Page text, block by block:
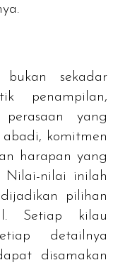
sekadar
penampilan,
yang
komitmen
harapan yang
Nilai-nilai inilah
pilihan
Setiap kilau
detailnya
disamakan